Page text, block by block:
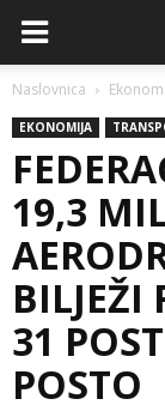
Naslovnica
EKONOMIJA
19,3
BILJEŽI
31
POSTO